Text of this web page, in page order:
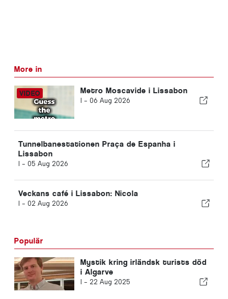
More in
Metro Moscavide i Lissabon
I - 06 Aug 2026
Tunnelbanestationen Praça de Espanha i
Lissabon
I - 05 Aug 2026
Veckans café i Lissabon: Nicola
I - 02 Aug 2026
Populär
Mystik kring irländsk turists död
i Algarve
I - 22 Aug 2025